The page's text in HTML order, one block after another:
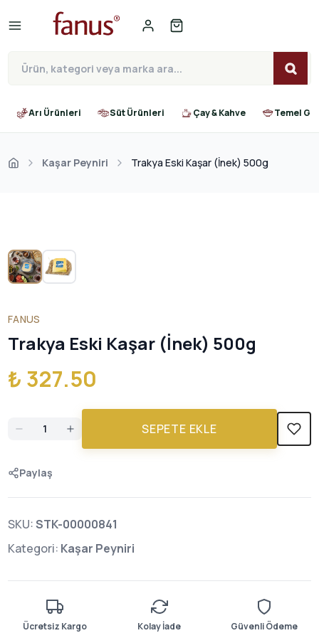
Arı Ürünleri Süt Ürünleri Çay & Kahve Temel
Kaşar Peyniri Trakya Eski Kaşar (İnek) 500g
FANUS
Trakya Eski Kaşar (İnek) 500g
₺ 327.50
SEPETE EKLE
Paylaş
SKU:STK-00000841
Kategori: Kaşar Peyniri
Ücretsiz Kargo Kolay İade Güvenli Ödeme